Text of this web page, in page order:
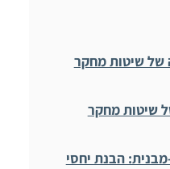
של שיטות מחקר
שיטות מחקר
הבנת יחסי